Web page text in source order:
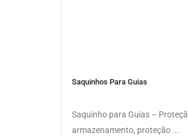
Saquinhos Para Guias
Saquinho para Guias –
armazenamento, proteção ...